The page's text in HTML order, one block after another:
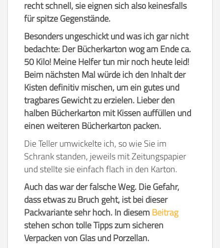
recht schnell, sie eignen sich also keinesfalls
für spitze Gegenstände.
Besonders ungeschickt und was ich gar nicht
bedachte: Der Bücherkarton wog am Ende ca.
50 Kilo! Meine Helfer tun mir noch heute leid!
Beim nächsten Mal würde ich den Inhalt der
Kisten definitiv mischen, um ein gutes und
tragbares Gewicht zu erzielen. Lieber den
halben Bücherkarton mit Kissen auffüllen und
einen weiteren Bücherkarton packen.
Die Teller umwickelte ich, so wie Sie im
Schrank standen, jeweils mit Zeitungspapier
und stellte sie einfach flach in den Karton.
Auch das war der falsche Weg. Die Gefahr,
dass etwas zu Bruch geht, ist bei dieser
Packvariante sehr hoch. In diesemBeitrag
stehen schon tolle Tipps zum sicheren
Verpacken von Glas und Porzellan.